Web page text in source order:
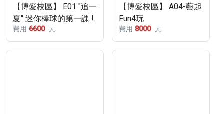
【博愛校區】 E01 "追一
夏" 迷你棒球的第一課 !
第三梯 8/10-8/14
費用 6600 元
【博愛校區】 A04-藝起
Fun4玩
費用 8000 元